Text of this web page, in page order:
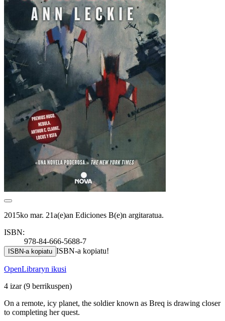
2015ko mar. 21a(e)an Ediciones B(e)n argitaratua.
ISBN:
978-84-666-5688-7
ISBN-a kopiatu ISBN-a kopiatu!
OpenLibraryn ikusi
4 izar(9 berrikuspen)
On a remote, icy planet, the soldier known as Breq is drawing closer
to completing her quest.